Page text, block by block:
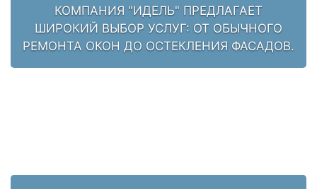
КОМПАНИЯ "ИДЕЛЬ" ПРЕДЛАГАЕТ
ШИРОКИЙ ВЫБОР УСЛУГ: ОТ ОБЫЧНОГО
РЕМОНТА ОКОН ДО ОСТЕКЛЕНИЯ ФАСАДОВ.